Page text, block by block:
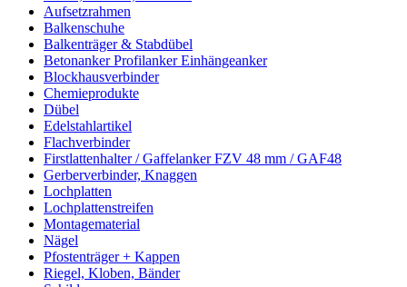
Aufsetzrahmen
Balkenschuhe
Balkenträger & Stabdübel
Betonanker Profilanker Einhängeanker
Blockhausverbinder
Chemieprodukte
Dübel
Edelstahlartikel
Flachverbinder
Firstlattenhalter / Gaffelanker FZV 48 mm / GAF48
Gerberverbinder, Knaggen
Lochplatten
Lochplattenstreifen
Montagematerial
Nägel
Pfostenträger + Kappen
Riegel, Kloben, Bänder